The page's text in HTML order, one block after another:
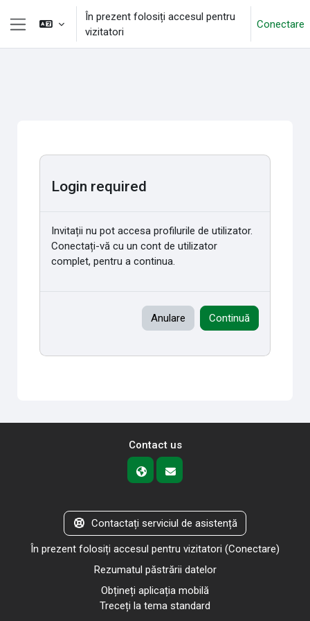
Sari la conţinutul principal
Panou lateral
În prezent folosiți accesul pentru
vizitatori
Conectare
Login required
Invitații nu pot accesa profilurile de utilizator.
Conectați-vă cu un cont de utilizator
complet, pentru a continua.
Anulare Continuă
Contact us
Contactați serviciul de asistență
În prezent folosiți accesul pentru vizitatori (Conectare)
Rezumatul păstrării datelor
Obțineți aplicația mobilă
Treceți la tema standard